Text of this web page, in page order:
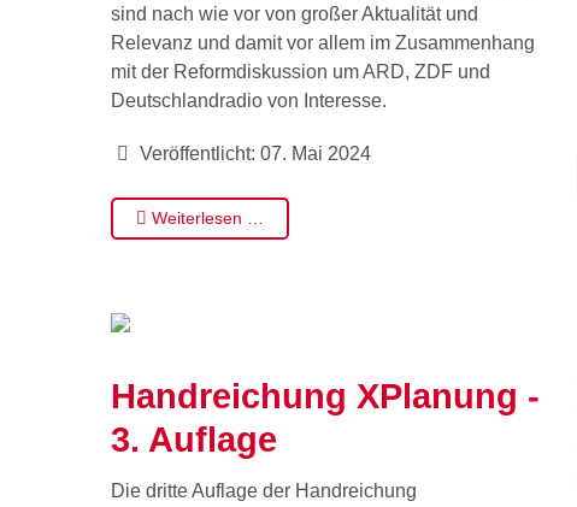
sind nach wie vor von großer Aktualität und
Relevanz und damit vor allem im Zusammenhang
mit der Reformdiskussion um ARD, ZDF und
Deutschlandradio von Interesse.
Veröffentlicht: 07. Mai 2024
Weiterlesen …
Handreichung XPlanung -
3. Auflage
Die dritte Auflage der Handreichung